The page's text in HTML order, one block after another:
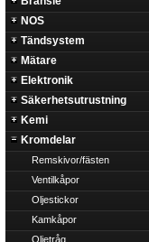
NOS
Tändsystem
Mätare
Elektronik
Säkerhetsutrustning
Kemi
Kromdelar
Remskivor/fästen
Ventilkåpor
Oljestickor
Kamkåpor
Oljetråg